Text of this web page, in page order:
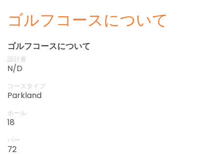
ゴルフコースについて
ゴルフコースについて
設計者
N/D
コースタイプ
Parkland
ホール
18
パー
72